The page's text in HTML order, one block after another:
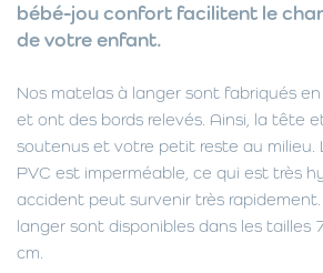
bébé-jou confort facilitent le
de votre enfant.
Nos matelas à langer sont fabriqués
et ont des bords relevés. Ainsi, la tête
soutenus et votre petit reste au milieu.
PVC est imperméable, ce qui est très
accident peut survenir très
langer sont disponibles dans les
cm.